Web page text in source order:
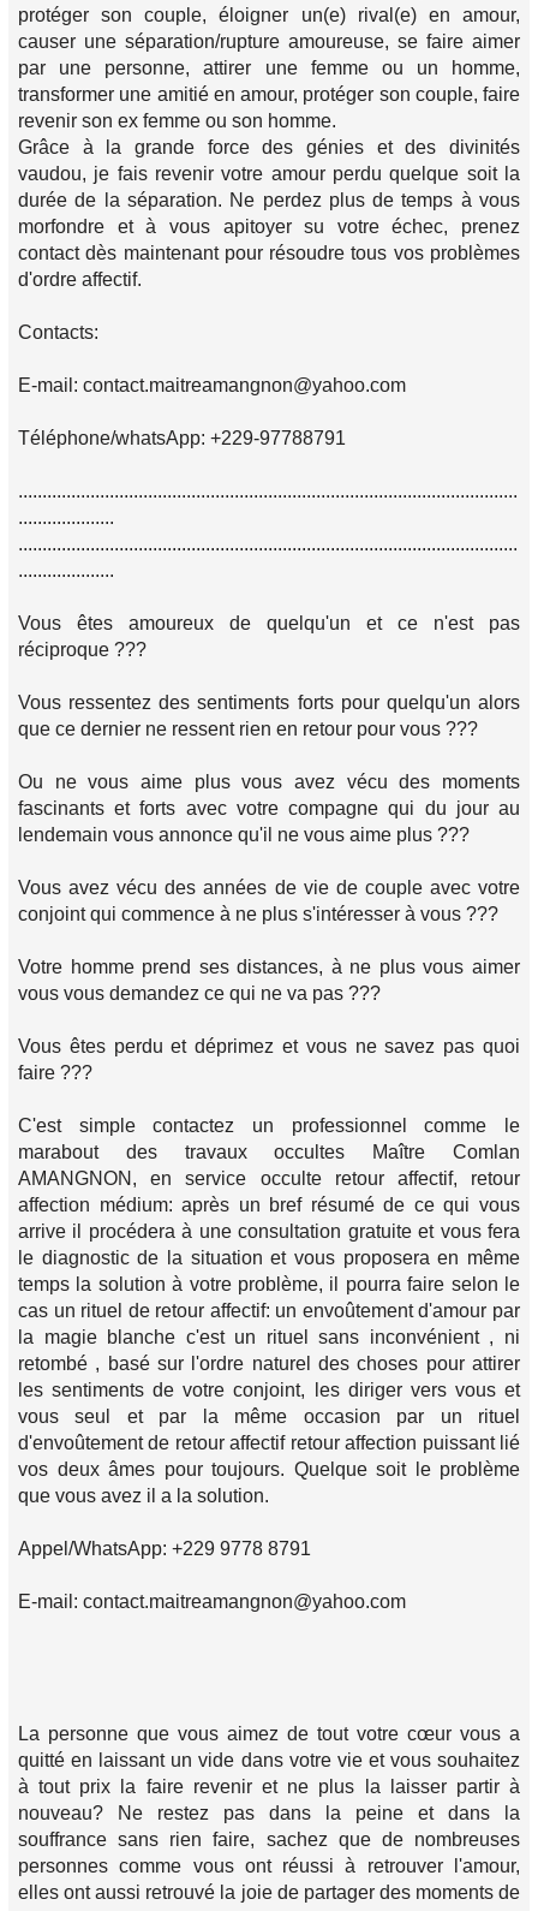
protéger son couple, éloigner un(e) rival(e) en amour,
causer une séparation/rupture amoureuse, se faire aimer
par une personne, attirer une femme ou un homme,
transformer une amitié en amour, protéger son couple, faire
revenir son ex femme ou son homme.
Grâce à la grande force des génies et des divinités
vaudou, je fais revenir votre amour perdu quelque soit la
durée de la séparation. Ne perdez plus de temps à vous
morfondre et à vous apitoyer su votre échec, prenez
contact dès maintenant pour résoudre tous vos problèmes
d'ordre affectif.
Contacts:
E-mail: contact.maitreamangnon@yahoo.com
Téléphone/whatsApp: +229-97788791
........................................................................................................
....................
........................................................................................................
....................
Vous êtes amoureux de quelqu'un et ce n'est pas
réciproque ???
Vous ressentez des sentiments forts pour quelqu'un alors
que ce dernier ne ressent rien en retour pour vous ???
Ou ne vous aime plus vous avez vécu des moments
fascinants et forts avec votre compagne qui du jour au
lendemain vous annonce qu'il ne vous aime plus ???
Vous avez vécu des années de vie de couple avec votre
conjoint qui commence à ne plus s'intéresser à vous ???
Votre homme prend ses distances, à ne plus vous aimer
vous vous demandez ce qui ne va pas ???
Vous êtes perdu et déprimez et vous ne savez pas quoi
faire ???
C'est simple contactez un professionnel comme le
marabout des travaux occultes Maître Comlan
AMANGNON, en service occulte retour affectif, retour
affection médium: après un bref résumé de ce qui vous
arrive il procédera à une consultation gratuite et vous fera
le diagnostic de la situation et vous proposera en même
temps la solution à votre problème, il pourra faire selon le
cas un rituel de retour affectif: un envoûtement d'amour par
la magie blanche c'est un rituel sans inconvénient , ni
retombé , basé sur l'ordre naturel des choses pour attirer
les sentiments de votre conjoint, les diriger vers vous et
vous seul et par la même occasion par un rituel
d'envoûtement de retour affectif retour affection puissant lié
vos deux âmes pour toujours. Quelque soit le problème
que vous avez il a la solution.
Appel/WhatsApp: +229 9778 8791
E-mail: contact.maitreamangnon@yahoo.com
La personne que vous aimez de tout votre cœur vous a
quitté en laissant un vide dans votre vie et vous souhaitez
à tout prix la faire revenir et ne plus la laisser partir à
nouveau? Ne restez pas dans la peine et dans la
souffrance sans rien faire, sachez que de nombreuses
personnes comme vous ont réussi à retrouver l'amour,
elles ont aussi retrouvé la joie de partager des moments de